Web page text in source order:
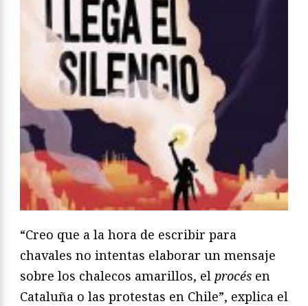
“Creo que a la hora de escribir para
chavales no intentas elaborar un mensaje
sobre los chalecos amarillos, el procés en
Cataluña o las protestas en Chile”, explica el